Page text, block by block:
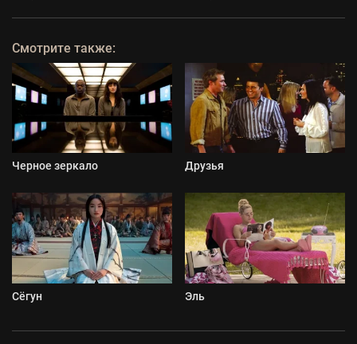
Смотрите также:
Черное зеркало Друзья
Сёгун Эль